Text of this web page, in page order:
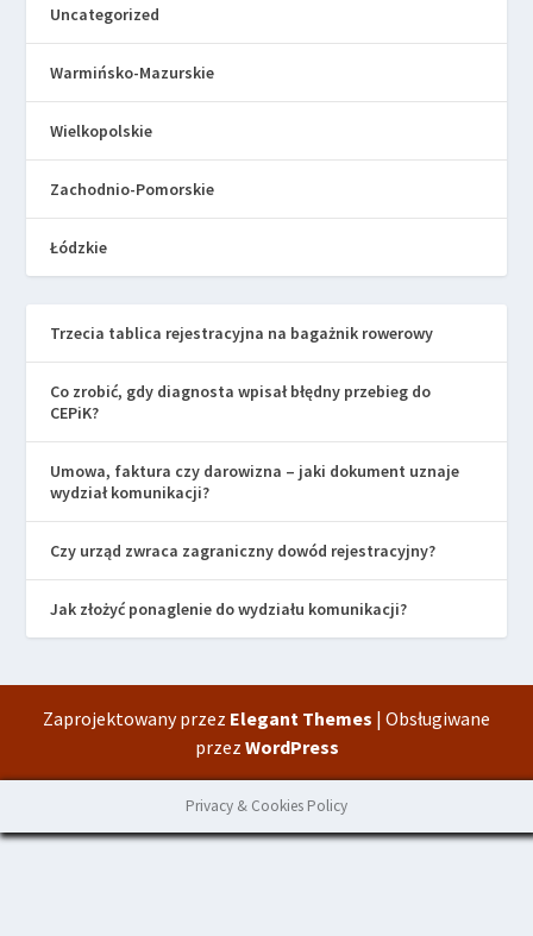
Uncategorized
Warmińsko-Mazurskie
Wielkopolskie
Zachodnio-Pomorskie
Łódzkie
Trzecia tablica rejestracyjna na bagażnik rowerowy
Co zrobić, gdy diagnosta wpisał błędny przebieg do
CEPiK?
Umowa, faktura czy darowizna – jaki dokument uznaje
wydział komunikacji?
Czy urząd zwraca zagraniczny dowód rejestracyjny?
Jak złożyć ponaglenie do wydziału komunikacji?
Zaprojektowany przez Elegant Themes | Obsługiwane
przez WordPress
Privacy & Cookies Policy